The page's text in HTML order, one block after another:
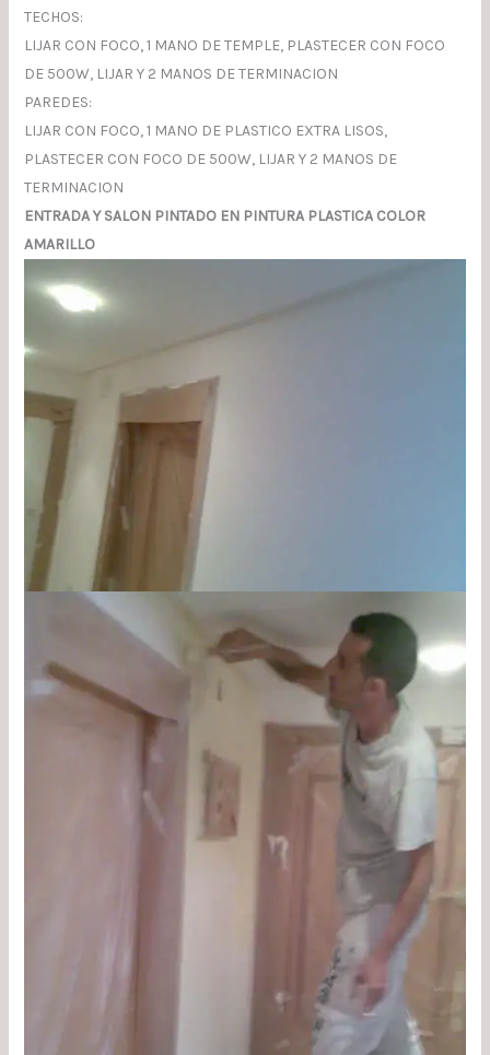
TECHOS:
LIJAR CON FOCO, 1 MANO DE TEMPLE, PLASTECER CON FOCO
DE 500W, LIJAR Y 2 MANOS DE TERMINACION
PAREDES:
LIJAR CON FOCO, 1 MANO DE PLASTICO EXTRA LISOS,
PLASTECER CON FOCO DE 500W, LIJAR Y 2 MANOS DE
TERMINACION
ENTRADA Y SALON PINTADO EN PINTURA PLASTICA COLOR
AMARILLO